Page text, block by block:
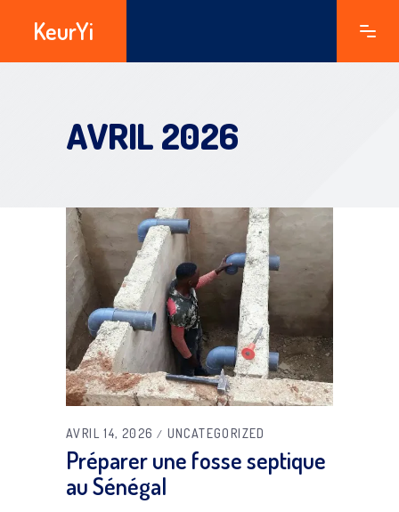
KeurYi
AVRIL 2026
AVRIL 14, 2026 UNCATEGORIZED
Préparer une fosse septique
au Sénégal